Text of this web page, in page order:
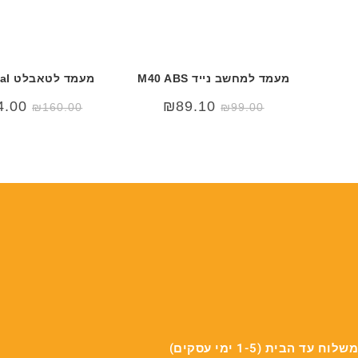
מעמד למחשב נייד M40 ABS
₪99.00
₪89.10
מעמד לטאבלט SP1 Metal
₪160.00
משלוח עד הבית (1-5 ימי עסקים)